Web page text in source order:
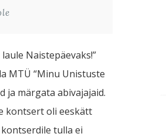
Naistepäevaks!”
MTÜ “Minu Unistuste
ja märgata abivajajaid.
kontsert oli eeskätt
kontserdile tulla ei